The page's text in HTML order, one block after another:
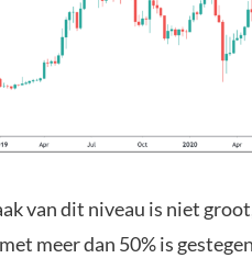
van dit niveau is niet
meer dan 50% is